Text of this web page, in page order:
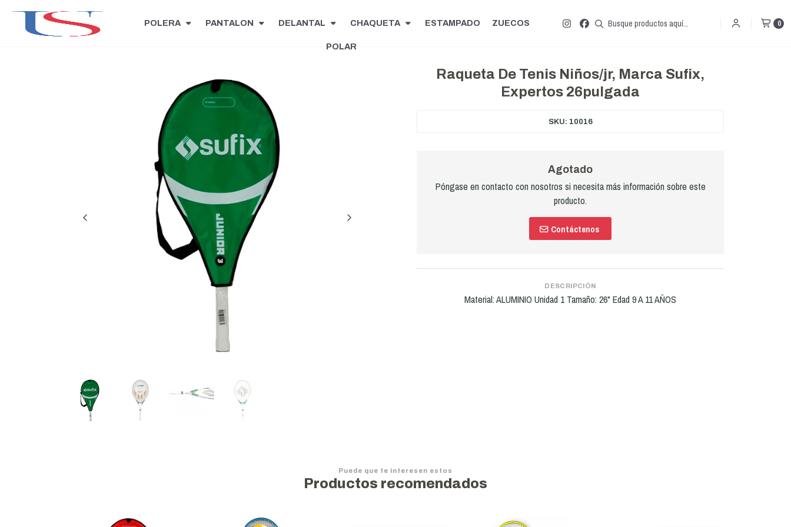
POLERA PANTALON DELANTAL CHAQUETA ESTAMPADO ZUECOS
POLAR
0
Raqueta De Tenis Niños/jr, Marca Sufix,
Expertos 26pulgada
SKU: 10016
Agotado
Póngase en contacto con nosotros si necesita más información sobre este
producto.
Contáctenos
DESCRIPCIÓN
Material: ALUMINIO Unidad 1 Tamaño: 26" Edad 9 A 11 AÑOS
Puede que te interesen estos
Productos recomendados